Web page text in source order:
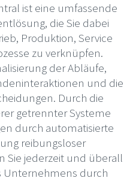
ist eine umfassende
die Sie dabei
Produktion, Service
zu verknüpfen.
der Abläufe,
und die
Durch die
getrennter Systeme
durch automatisierte
reibungsloser
Sie jederzeit und überall
Unternehmens durch